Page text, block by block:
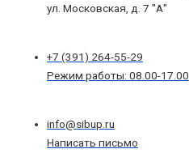
ул. Московская, д. 7 "А"
+7 (391) 264-55-29
Режим работы: 08.00-17.00
info@sibup.ru
Написать письмо